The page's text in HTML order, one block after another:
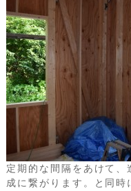
定期的な間隔をあけて
成に繋がります。と同